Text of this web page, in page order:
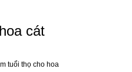
cát
tuổi thọ cho hoa